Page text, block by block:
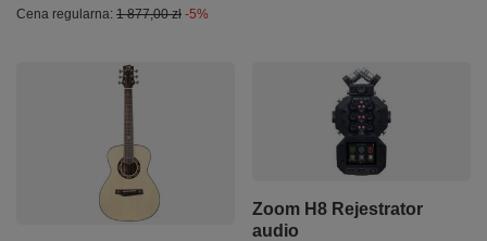
Cena regularna: 1 877,00 zł -5%
Zoom H8 Rejestrator
audio